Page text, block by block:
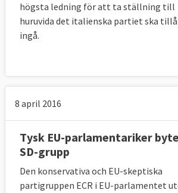
högsta ledning för att ta ställning till
huruvida det italienska partiet ska
ingå.
8 april 2016
Tysk EU-parlamentariker
SD-grupp
Den konservativa och EU-skeptiska
partigruppen ECR i EU-parlamentet